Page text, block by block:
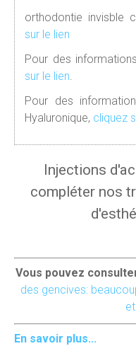
orthodontie invisble
sur le lien
Pour des
sur le lien
Pour des
Hyaluronique, cliquez
Injections
compléter nos
Vous pouvez
des gencives:
En savoir plus...